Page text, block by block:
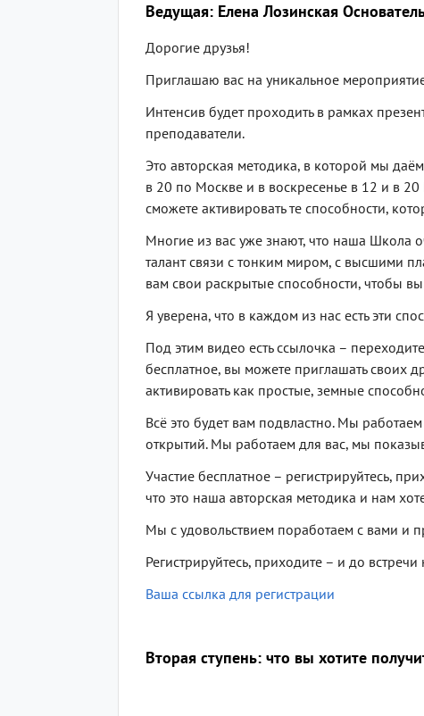
Ведущая: Елена Лозинская
Дорогие друзья!
Приглашаю вас на уникальное
Интенсив будет проходить в рамках
преподаватели.
Это авторская методика, в которой мы
в 20 по Москве и в воскресенье в 12 и в
сможете активировать те способности,
Многие из вас уже знают, что наша Школа
талант связи с тонким миром, с высшими
вам свои раскрытые способности, чтобы
Я уверена, что в каждом из нас есть эти
Под этим видео есть ссылочка –
бесплатное, вы можете приглашать своих
активировать как простые, земные
Всё это будет вам подвластно. Мы
открытий. Мы работаем для вас, мы
Участие бесплатное – регистрируйтесь,
что это наша авторская методика и нам
Мы с удовольствием поработаем с вами и
Регистрируйтесь, приходите – и до
Ваша ссылка для регистрации
Вторая ступень: что вы хотите